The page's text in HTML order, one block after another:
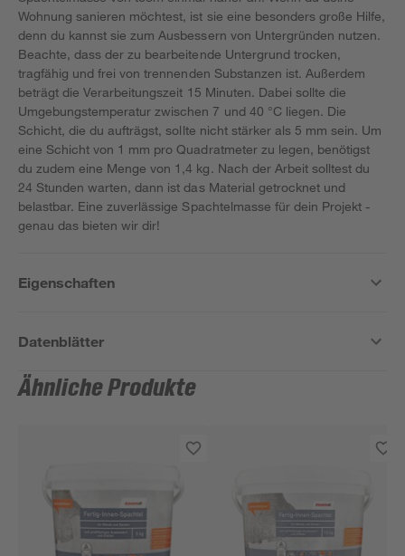
Wohnung sanieren möchtest, ist sie eine besonders große Hilfe,
denn du kannst sie zum Ausbessern von Untergründen nutzen.
Beachte, dass der zu bearbeitende Untergrund trocken,
tragfähig und frei von trennenden Substanzen ist. Außerdem
beträgt die Verarbeitungszeit 15 Minuten. Dabei sollte die
Umgebungstemperatur zwischen 7 und 40 °C liegen. Die
Schicht, die du aufträgst, sollte nicht stärker als 5 mm sein. Um
eine Schicht von 1 mm pro Quadratmeter zu legen, benötigst
du zudem eine Menge von 1,4 kg. Nach der Arbeit solltest du
24 Stunden warten, dann ist das Material getrocknet und
belastbar. Eine zuverlässige Spachtelmasse für dein Projekt -
genau das bieten wir dir!
Eigenschaften
Datenblätter
Ähnliche Produkte